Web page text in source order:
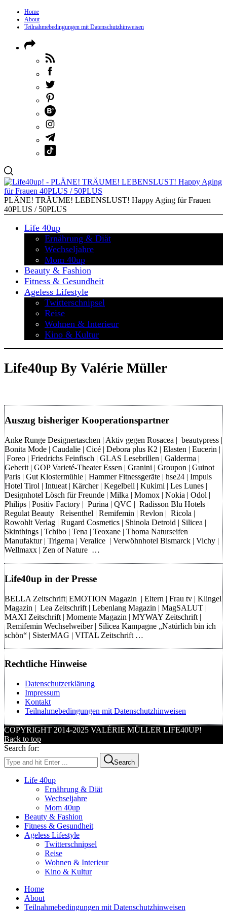
Home
About
Teilnahmebedingungen mit Datenschutzhinweisen
PLÄNE! TRÄUME! LEBENSLUST! Happy Aging für Frauen
40PLUS / 50PLUS
Life 40up
Ernährung & Diät
Wechseljahre
Mom 40up
Beauty & Fashion
Fitness & Gesundheit
Ageless Lifestyle
Twitterschnipsel
Reise
Wohnen & Interieur
Kino & Kultur
Life40up By Valérie Müller
Auszug bisheriger Kooperationspartner
Anke Runge Designertaschen | Aktiv gegen Rosacea | beautypress |
Bonita Mode | Caudalie | Cicé | Debora plus K2 | Elasten | Eucerin |
Foreo | Friedrichs Feinfisch | GLAS Lesebrillen | Galderma |
Geberit | GOP Varieté-Theater Essen | Granini | Groupon | Guinot
Paris | Gut Klostermühle | Hammer Fitnessgeräte | hse24 | Impuls
Hotel Tirol | Intueat | Kärcher | Kegelbell | Kukimi | Les Lunes |
Designhotel Lösch für Freunde | Milka | Momox | Nokia | Odol |
Philips | Positiv Factory | Purina | QVC | Radisson Blu Hotels |
Regulat Beauty | Reisenthel | Remifemin | Revlon | Ricola |
Rowohlt Verlag | Rugard Cosmetics | Shinola Detroid | Silicea |
Skinthings | Tchibo | Tena | Teoxane | Thoma Naturseifen
Manufaktur | Trigema | Veralice | Verwöhnhotel Bismarck | Vichy |
Wellmaxx | Zen of Nature …
Life40up in der Presse
BELLA Zeitschrift| EMOTION Magazin | Eltern | Frau tv | Klingel
Magazin | Lea Zeitschrift | Lebenlang Magazin | MagSALUT |
MAXI Zeitschrift | Momente Magazin | MYWAY Zeitschrift |
Remifemin Wechselweiber | Silicea Kampagne „Natürlich bin ich
schön“ | SisterMAG | VITAL Zeitschrift …
Rechtliche Hinweise
Datenschutzerklärung
Impressum
Kontakt
Teilnahmebedingungen mit Datenschutzhinweisen
COPYRIGHT 2014-2025 VALÉRIE MÜLLER LIFE40UP!
Back to top
Search for:
Search
Life 40up
Ernährung & Diät
Wechseljahre
Mom 40up
Beauty & Fashion
Fitness & Gesundheit
Ageless Lifestyle
Twitterschnipsel
Reise
Wohnen & Interieur
Kino & Kultur
Home
About
Teilnahmebedingungen mit Datenschutzhinweisen